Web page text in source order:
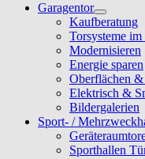
Garagentor
Kaufberatung
Torsysteme
Modernisieren
Energie sparen
Oberflächen
Elektrisch &
Bildergalerien
Sport- /
Sporthallen